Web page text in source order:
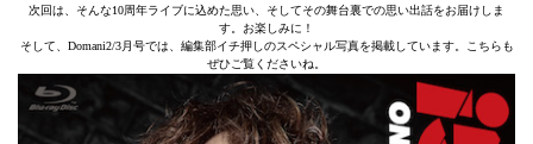
次回は、そんな10周年ライブに込めた思い、そしてその舞台裏での思い出話をお届けしま
す。お楽しみに！
そして、Domani2/3月号では、編集部イチ押しのスペシャル写真を掲載しています。こちらも
ぜひご覧くださいね。